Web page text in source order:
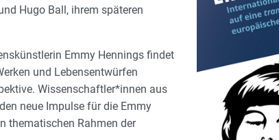
Hugo Ball, ihrem späteren
Emmy Hennings findet
und Lebensentwürfen
Wissenschaftler*innen aus
neue Impulse für die Emmy
thematischen Rahmen der